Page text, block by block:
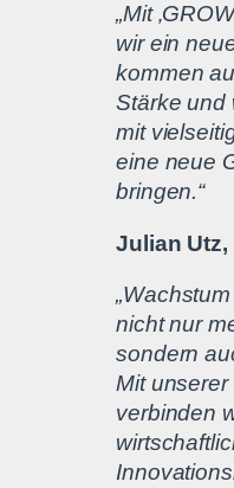
„Mit
wir ein
kommen
Stärke und
mit
eine neue
bringen.“
Julian Utz,
nicht nur
sondern
Mit
verbinden